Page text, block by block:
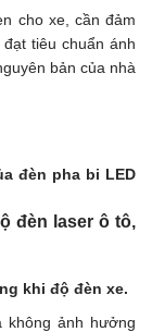
cho xe, cần đảm
tiêu chuẩn ánh
bản của nhà
đèn pha bi LED
đèn laser ô tô,
khi độ đèn xe.
ảnh hưởng